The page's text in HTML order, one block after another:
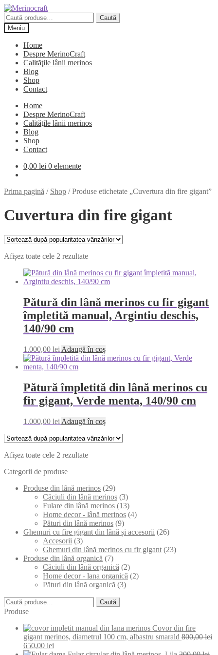
Sari
la
navigare
Sari
la
conținut
Caută
după:
Caută
Meniu
Home
Despre MerinoCraft
Calităţile lânii merinos
Blog
Shop
Contact
Home
Despre MerinoCraft
Calităţile lânii merinos
Blog
Shop
Contact
0,00 lei 0 elemente
Prima pagină / Shop /Produse etichetate „Cuvertura din fire gigant”
Cuvertura din fire gigant
Afișez toate cele 2 rezultateSortat
popularitate
Pătură din lână merinos cu fir gigant
împletită manual, Argintiu deschis,
140/90 cm
1.000,00 lei Adaugă în coș
Pătură împletită din lână merinos cu
fir gigant, Verde menta, 140/90 cm
1.000,00 lei Adaugă în coș
Afișez toate cele 2 rezultateSortat
Categorii de produse
Produse din lână merinos (29)
Căciuli din lână merinos (3)
Fulare din lână merinos (13)
Home decor - lână merinos (4)
Pături din lână merinos (9)
Ghemuri cu fire gigant din lână și accesorii (26)
Accesorii (3)
Ghemuri din lână merinos cu fir gigant (23)
Produse din lână organică (7)
Căciuli din lână organică (2)
Home decor - lana organică (2)
Pături din lână organică (3)
Caută
după:
Caută
Produse
Covor din fire
gigant merinos, diametrul 100 cm, albastru smarald 800,00lei
Prețul
650,00 lei